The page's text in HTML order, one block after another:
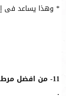
* وهذا يساعد فى
11- من افضل